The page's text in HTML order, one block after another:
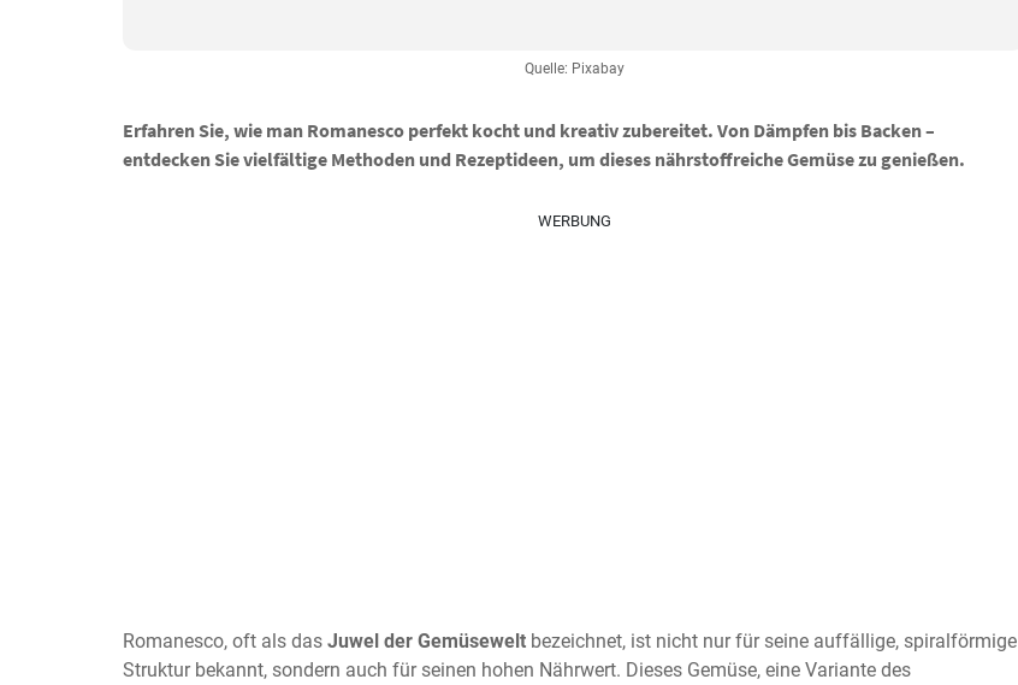
Quelle: Pixabay
Erfahren Sie, wie man Romanesco perfekt kocht und kreativ zubereitet. Von Dämpfen bis Backen –
entdecken Sie vielfältige Methoden und Rezeptideen, um dieses nährstoffreiche Gemüse zu genießen.
WERBUNG
Romanesco, oft als das Juwel der Gemüsewelt bezeichnet, ist nicht nur für seine auffällige, spiralförmige
Struktur bekannt, sondern auch für seinen hohen Nährwert. Dieses Gemüse, eine Variante des